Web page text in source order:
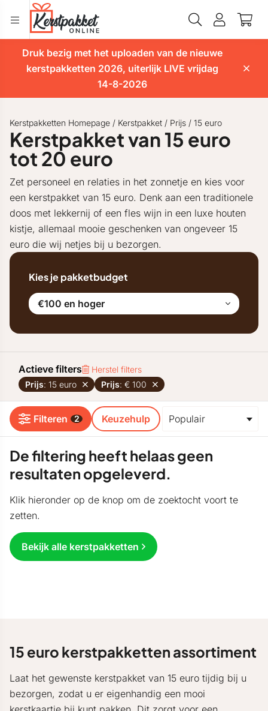
Druk bezig met het uploaden van de nieuwe
kerstpakketten 2026, uiterlijk LIVE vrijdag
14-8-2026
Kerstpakketten Homepage / Kerstpakket / Prijs / 15 euro
Kerstpakket van 15 euro
tot 20 euro
Zet personeel en relaties in het zonnetje en kies voor
een kerstpakket van 15 euro. Denk aan een traditionele
doos met lekkernij of een fles wijn in een luxe houten
kistje, allemaal mooie geschenken van ongeveer 15
euro die wij netjes bij u bezorgen.
Kies je pakketbudget
€100 en hoger
Actieve filters
Herstel filters
Prijs: 15 euro Prijs: € 100
Filteren 2 Keuzehulp
De filtering heeft helaas geen
resultaten opgeleverd.
Klik hieronder op de knop om de zoektocht voort te
zetten.
Bekijk alle kerstpakketten
15 euro kerstpakketten assortiment
Laat het gewenste kerstpakket van 15 euro tijdig bij u
bezorgen, zodat u er eigenhandig een mooi